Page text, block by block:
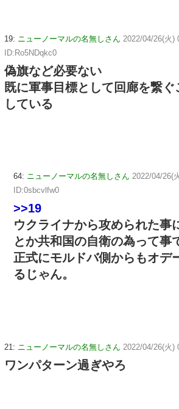
19: ニューノーマルの名無しさん 2022/04/26(火)
ID:Ro5NDqkc0
偽旗など必要ない
既に軍事目標として回廊を繋
している
64: ニューノーマルの名無しさん 2022/04/26(
ID:0sbcvlfw0
>>19
ウクライナから攻められた事
とか共和国の自衛の為って事
正式にモルドバ側からもオデ
るじゃん。
21: ニューノーマルの名無しさん 2022/04/26(火)
ワンパターン過ぎやろ